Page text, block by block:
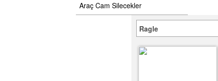
Araç Cam Silecekler
Ragle